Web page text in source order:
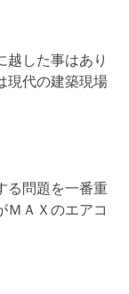
越した事はあり
現代の建築現場
る問題を一番重
ＭＡＸのエアコ